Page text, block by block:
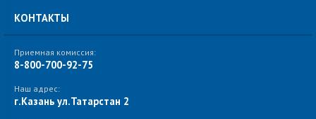
КОНТАКТЫ
Приемная комиссия:
8-800-700-92-75
Наш адрес:
г.Казань ул.Татарстан 2